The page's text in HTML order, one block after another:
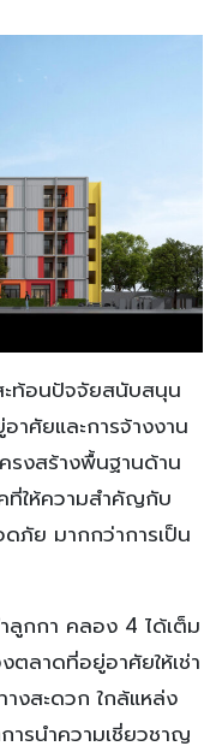
ะท้อนปัจจัยสนับสนุน
ศัยและการจ้างงาน
รงสร้างพื้นฐานด้าน
ให้ความสำคัญกับ
ภัย มากกว่าการเป็น
ลูกกา คลอง 4 ได้เต็ม
ลาดที่อยู่อาศัยให้เช่า
างสะดวก ใกล้แหล่ง
ารนำความเชี่ยวชาญ